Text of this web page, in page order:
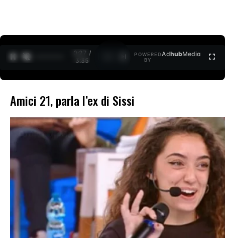
0:27 /
3:35
POWERED
BY
AdhubMedia
Amici 21, parla l’ex di Sissi